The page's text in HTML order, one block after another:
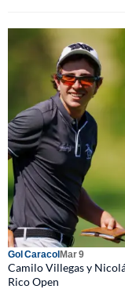
Gol CaracolMar 9
Camilo Villegas y
Rico Open